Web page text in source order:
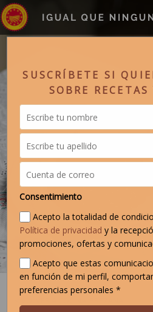
SUSCRÍBETE SI
SOBRE
Consentimiento
Acepto la totalidad de
Política de privacidad y la
promociones, ofertas y
Acepto que estas
en función de mi perfil,
preferencias personales *